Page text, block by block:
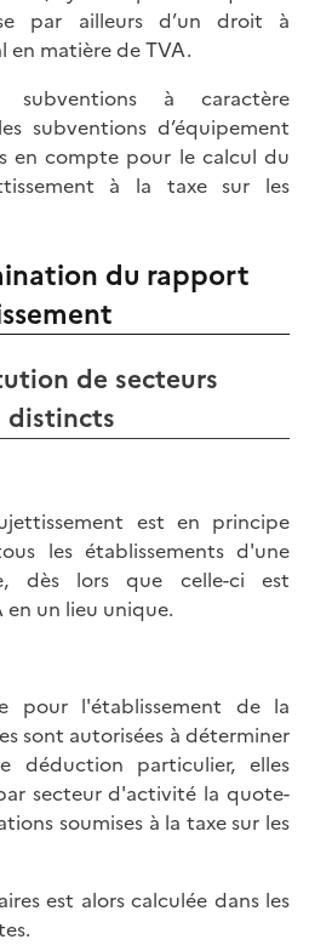
par ailleurs d’un droit à
matière de TVA.
subventions à caractère
subventions d’équipement
en compte pour le calcul du
à la taxe sur les
du rapport
de secteurs
est en principe
les établissements d'une
dès lors que celle-ci est
en un lieu unique.
pour l'établissement de la
sont autorisées à déterminer
déduction particulier, elles
secteur d'activité la quote-
soumises à la taxe sur les
est alors calculée dans les